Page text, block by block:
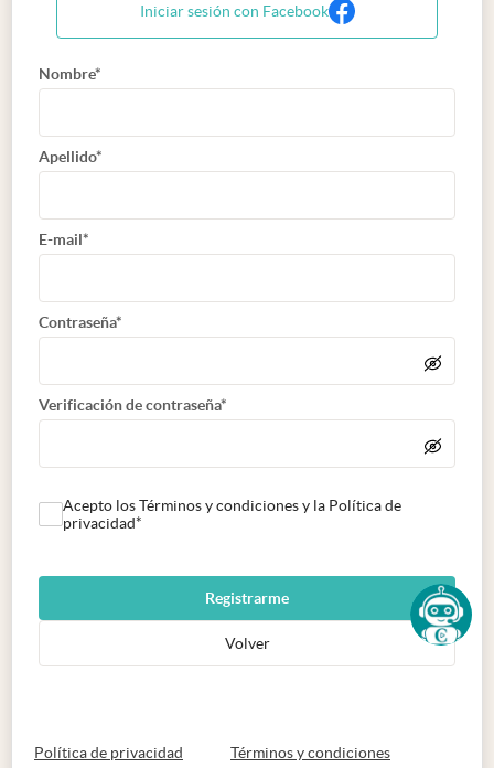
Iniciar sesión con Facebook
Nombre*
Apellido*
E-mail*
Contraseña*
Verificación de contraseña*
Acepto los Términos y condiciones y la Política de
privacidad*
Registrarme
Volver
Política de privacidad abre en nueva pestaña
Términos y condicionesabre en nueva